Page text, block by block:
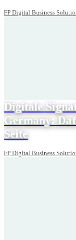
FP Digital Business
Digitale
Germany:
Seite
FP Digital Business